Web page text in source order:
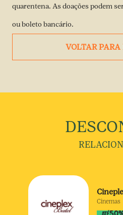
quarentena. As doações podem
ou boleto bancário.
VOLTAR
Cinemas